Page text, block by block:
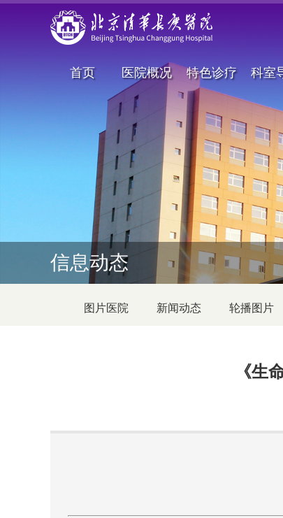
首页 医院概况 特色诊疗 科室
信息动态
图片医院 新闻动态 轮播图片
《生